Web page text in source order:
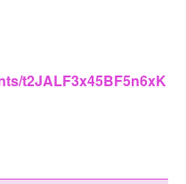
t2JALF3x45BF5n6xK